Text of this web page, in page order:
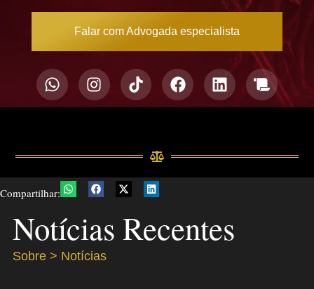
Falar com Advogada especialista
Compartilhar:
Notícias Recentes
Sobre > Notícias